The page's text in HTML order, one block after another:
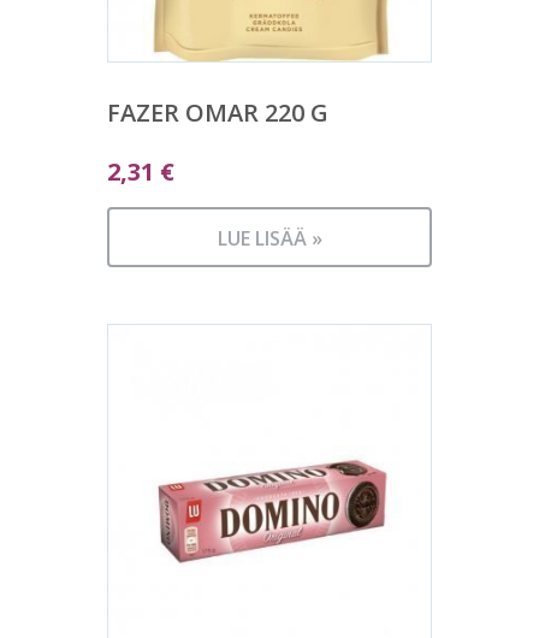
FAZER OMAR 220 G
2,31 €
LUE LISÄÄ »